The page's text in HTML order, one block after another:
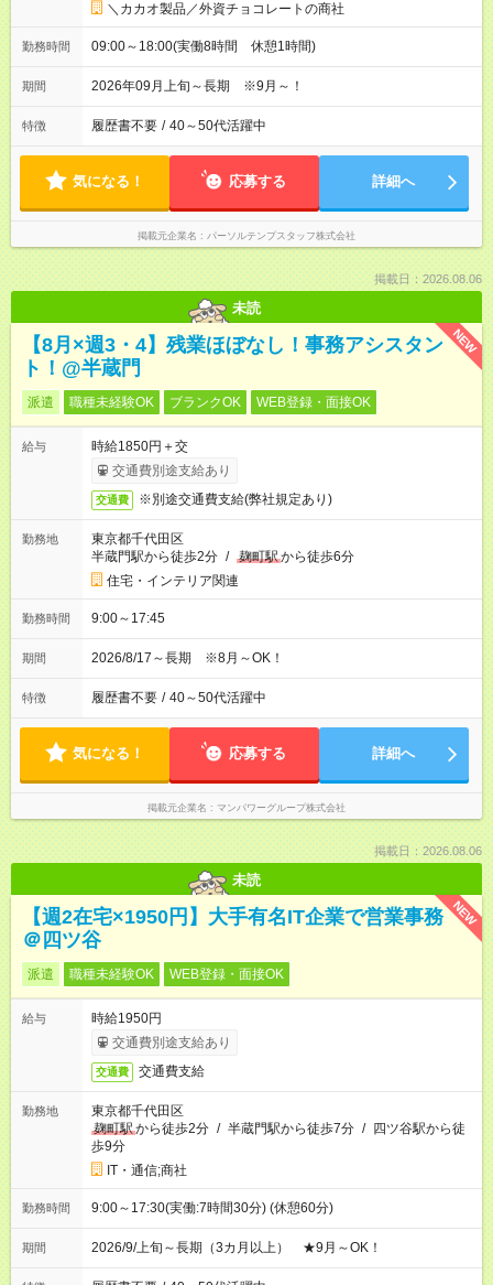
＼カカオ製品／外資チョコレートの商社
勤務時間 09:00～18:00(実働8時間 休憩1時間)
期間 2026年09月上旬～長期 ※9月～！
特徴 履歴書不要 / 40～50代活躍中
気になる！ 応募する 詳細へ
掲載元企業名 パーソルテンプスタッフ株式会社
掲載日：2026.08.06
未読
NEW
【8月×週3・4】残業ほぼなし！事務アシスタン
ト！@半蔵門
派遣 職種未経験OK ブランクOK WEB登録・面接OK
給与
時給1850円＋交
交通費別途支給あり
交通費 ※別途交通費支給(弊社規定あり)
勤務地
東京都千代田区
半蔵門駅から徒歩2分 / 麹町駅から徒歩6分
住宅・インテリア関連
勤務時間 9:00～17:45
期間 2026/8/17～長期 ※8月～OK！
特徴 履歴書不要 / 40～50代活躍中
気になる！ 応募する 詳細へ
掲載元企業名 マンパワーグループ株式会社
掲載日：2026.08.06
未読
NEW
【週2在宅×1950円】大手有名IT企業で営業事務
＠四ツ谷
派遣 職種未経験OK WEB登録・面接OK
給与
時給1950円
交通費別途支給あり
交通費 交通費支給
勤務地
東京都千代田区
麹町駅から徒歩2分 / 半蔵門駅から徒歩7分 / 四ツ谷駅から徒
歩9分
IT・通信;商社
勤務時間 9:00～17:30(実働:7時間30分) (休憩60分)
期間 2026/9/上旬～長期（3カ月以上） ★9月～OK！